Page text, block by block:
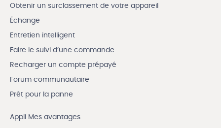
Obtenir un surclassement de votre appareil
Échange
Entretien intelligent
Faire le suivi d’une commande
Recharger un compte prépayé
Forum communautaire
Prêt pour la panne
Appli Mes avantages